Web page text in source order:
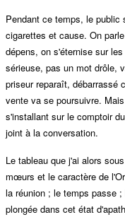
Pendant ce temps, le public
cigarettes et cause. On
dépens, on s'éternise sur
sérieuse, pas un mot drôle,
priseur reparaît, débarrassé
vente va se poursuivre.
s'installant sur le comptoir
joint à la conversation.
Le tableau que j'ai alors
mœurs et le caractère de
la réunion ; le temps passe
plongée dans cet état